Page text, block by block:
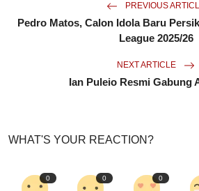
PREVIOUS
Pedro Matos, Calon Idola Baru
League 2025/26
NEXT ARTICLE
Ian Puleio Resmi Gabung
WHAT'S YOUR REACTION?
0 0 0